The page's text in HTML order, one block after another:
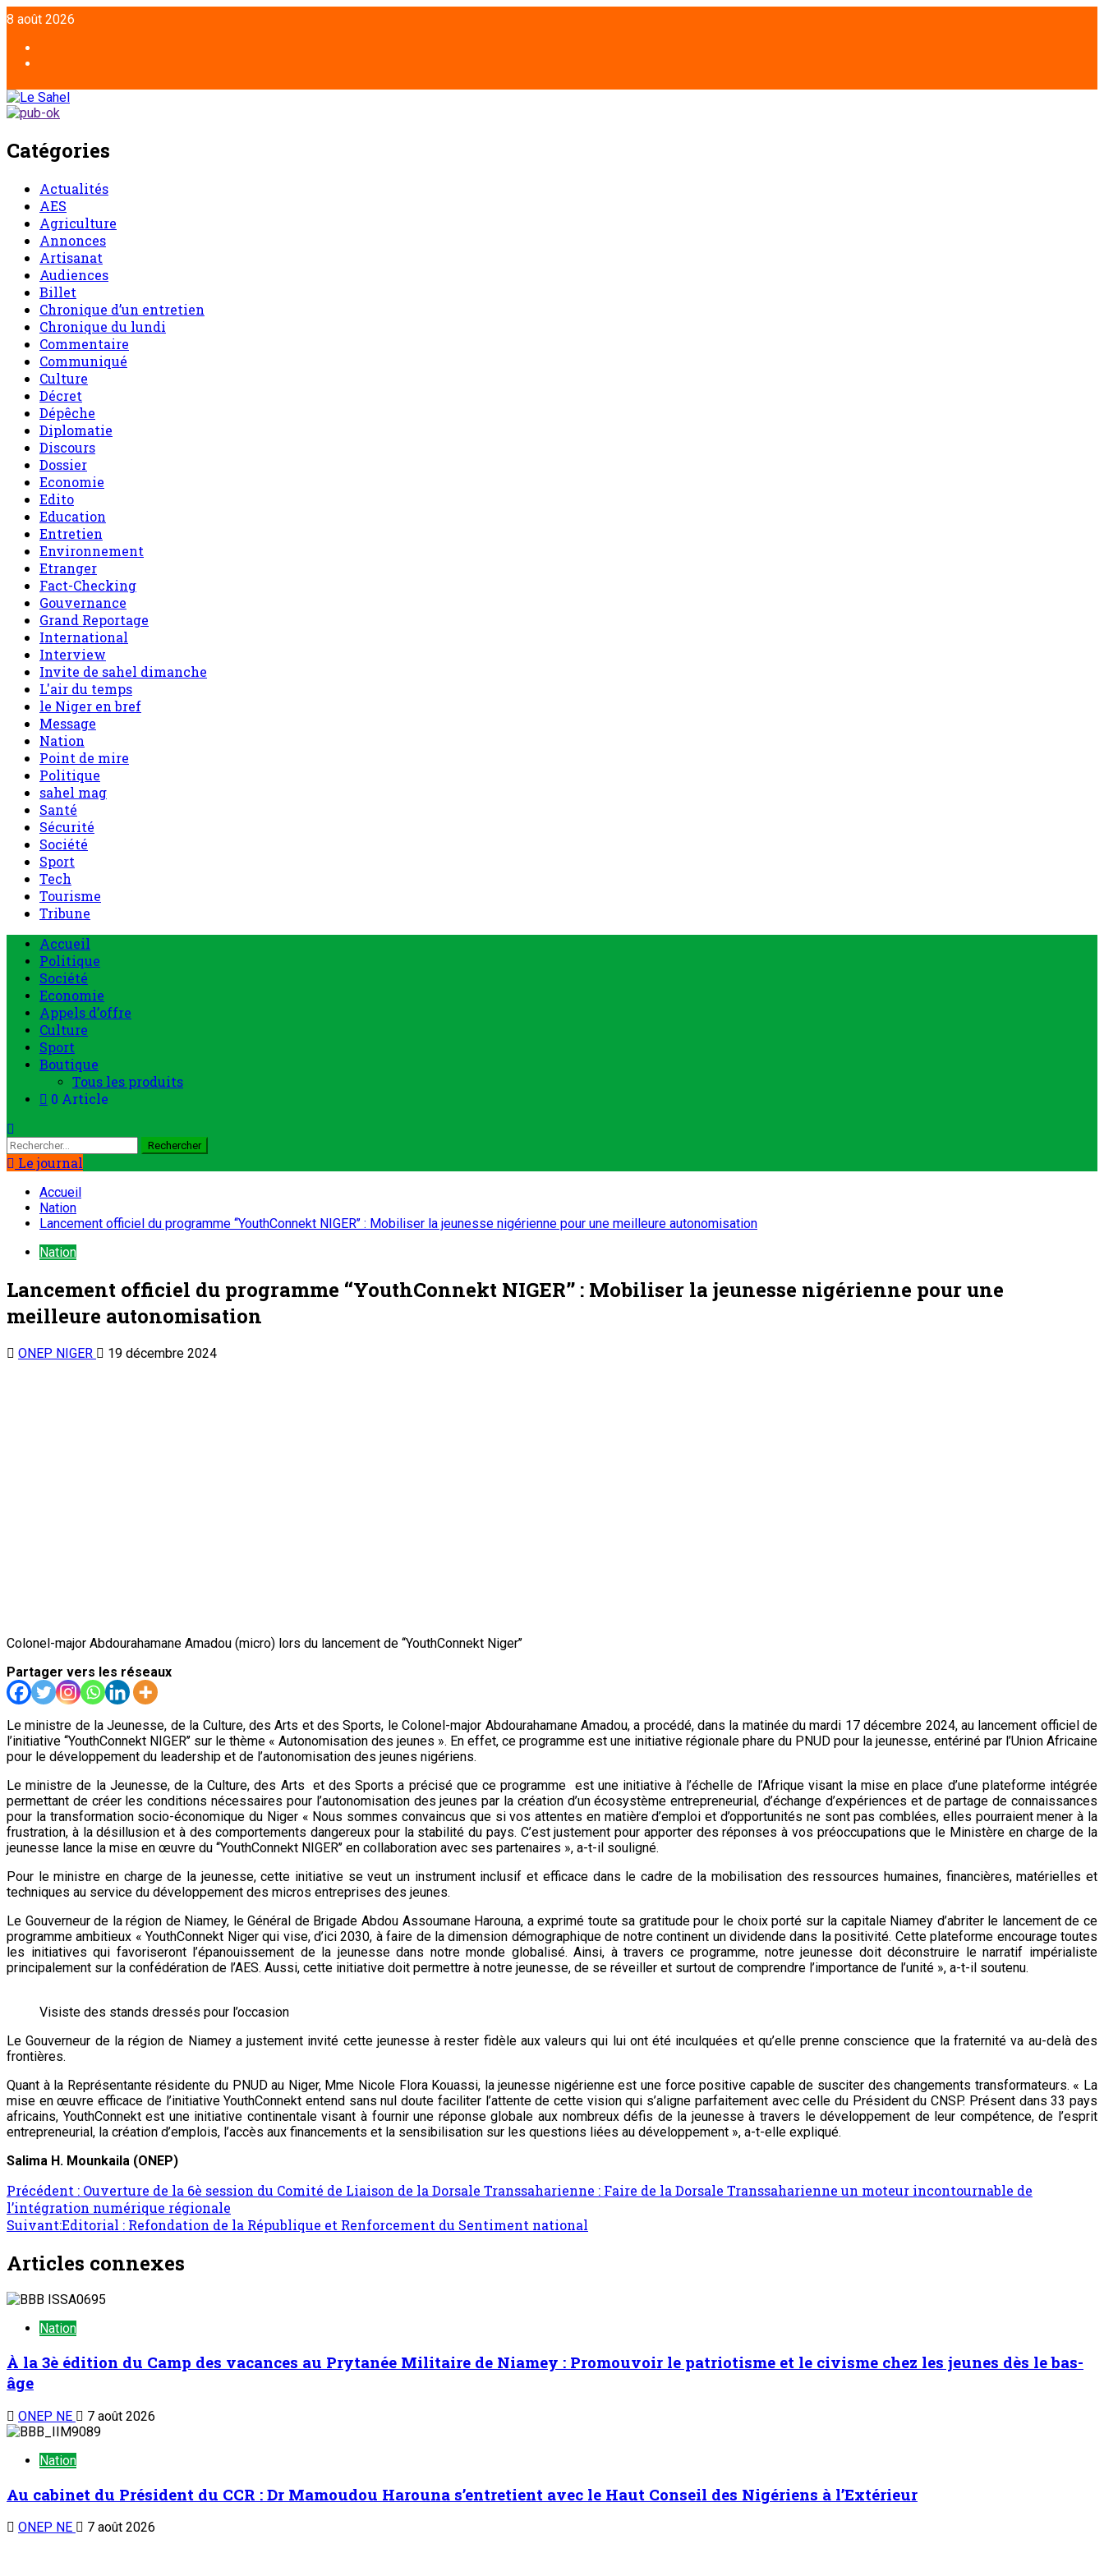
8 août 2026
Catégories
Actualités
AES
Agriculture
Annonces
Artisanat
Audiences
Billet
Chronique d’un entretien
Chronique du lundi
Commentaire
Communiqué
Culture
Décret
Dépêche
Diplomatie
Discours
Dossier
Economie
Edito
Education
Entretien
Environnement
Etranger
Fact-Checking
Gouvernance
Grand Reportage
International
Interview
Invite de sahel dimanche
L'air du temps
le Niger en bref
Message
Nation
Point de mire
Politique
sahel mag
Santé
Sécurité
Société
Sport
Tech
Tourisme
Tribune
Accueil
Politique
Société
Economie
Appels d’offre
Culture
Sport
Boutique
Tous les produits
0 Article
Le journal
Accueil
Nation
Lancement officiel du programme ‘‘YouthConnekt NIGER’’ : Mobiliser la jeunesse nigérienne pour une meilleure autonomisation
Nation
Lancement officiel du programme ‘‘YouthConnekt NIGER’’ : Mobiliser la jeunesse nigérienne pour une
meilleure autonomisation
ONEP NIGER 19 décembre 2024
Colonel-major Abdourahamane Amadou (micro) lors du lancement de ‘‘YouthConnekt Niger’’
Partager vers les réseaux
Le ministre de la Jeunesse, de la Culture, des Arts et des Sports, le Colonel-major Abdourahamane Amadou, a procédé, dans la matinée du mardi 17 décembre 2024, au lancement officiel de
l’initiative ‘‘YouthConnekt NIGER’’ sur le thème « Autonomisation des jeunes ». En effet, ce programme est une initiative régionale phare du PNUD pour la jeunesse, entériné par l’Union Africaine
pour le développement du leadership et de l’autonomisation des jeunes nigériens.
Le ministre de la Jeunesse, de la Culture, des Arts et des Sports a précisé que ce programme est une initiative à l’échelle de l’Afrique visant la mise en place d’une plateforme intégrée
permettant de créer les conditions nécessaires pour l’autonomisation des jeunes par la création d’un écosystème entrepreneurial, d’échange d’expériences et de partage de connaissances
pour la transformation socio-économique du Niger « Nous sommes convaincus que si vos attentes en matière d’emploi et d’opportunités ne sont pas comblées, elles pourraient mener à la
frustration, à la désillusion et à des comportements dangereux pour la stabilité du pays. C’est justement pour apporter des réponses à vos préoccupations que le Ministère en charge de la
jeunesse lance la mise en œuvre du ‘‘YouthConnekt NIGER’’ en collaboration avec ses partenaires », a-t-il souligné.
Pour le ministre en charge de la jeunesse, cette initiative se veut un instrument inclusif et efficace dans le cadre de la mobilisation des ressources humaines, financières, matérielles et
techniques au service du développement des micros entreprises des jeunes.
Le Gouverneur de la région de Niamey, le Général de Brigade Abdou Assoumane Harouna, a exprimé toute sa gratitude pour le choix porté sur la capitale Niamey d’abriter le lancement de ce
programme ambitieux « YouthConnekt Niger qui vise, d’ici 2030, à faire de la dimension démographique de notre continent un dividende dans la positivité. Cette plateforme encourage toutes
les initiatives qui favoriseront l’épanouissement de la jeunesse dans notre monde globalisé. Ainsi, à travers ce programme, notre jeunesse doit déconstruire le narratif impérialiste
principalement sur la confédération de l’AES. Aussi, cette initiative doit permettre à notre jeunesse, de se réveiller et surtout de comprendre l’importance de l’unité », a-t-il soutenu.
Visiste des stands dressés pour l’occasion
Le Gouverneur de la région de Niamey a justement invité cette jeunesse à rester fidèle aux valeurs qui lui ont été inculquées et qu’elle prenne conscience que la fraternité va au-delà des
frontières.
Quant à la Représentante résidente du PNUD au Niger, Mme Nicole Flora Kouassi, la jeunesse nigérienne est une force positive capable de susciter des changements transformateurs. « La
mise en œuvre efficace de l’initiative YouthConnekt entend sans nul doute faciliter l’attente de cette vision qui s’aligne parfaitement avec celle du Président du CNSP. Présent dans 33 pays
africains, YouthConnekt est une initiative continentale visant à fournir une réponse globale aux nombreux défis de la jeunesse à travers le développement de leur compétence, de l’esprit
entrepreneurial, la création d’emplois, l’accès aux financements et la sensibilisation sur les questions liées au développement », a-t-elle expliqué.
Salima H. Mounkaila (ONEP)
Précédent : Ouverture de la 6è session du Comité de Liaison de la Dorsale Transsaharienne : Faire de la Dorsale Transsaharienne un moteur incontournable de
l’intégration numérique régionale
Suivant:Editorial : Refondation de la République et Renforcement du Sentiment national
Articles connexes
Nation
À la 3è édition du Camp des vacances au Prytanée Militaire de Niamey : Promouvoir le patriotisme et le civisme chez les jeunes dès le bas-
âge
ONEP NE 7 août 2026
Nation
Au cabinet du Président du CCR : Dr Mamoudou Harouna s’entretient avec le Haut Conseil des Nigériens à l’Extérieur
ONEP NE 7 août 2026